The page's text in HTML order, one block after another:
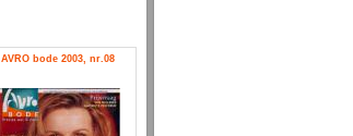
AVRO bode 2003, nr.08